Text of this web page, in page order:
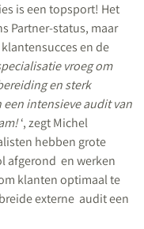
is een topsport! Het
Partner-status, maar
en de
vroeg om
en sterk
intensieve audit van
‘, zegt Michel
hebben grote
afgerond en werken
klanten optimaal te
externe audit een